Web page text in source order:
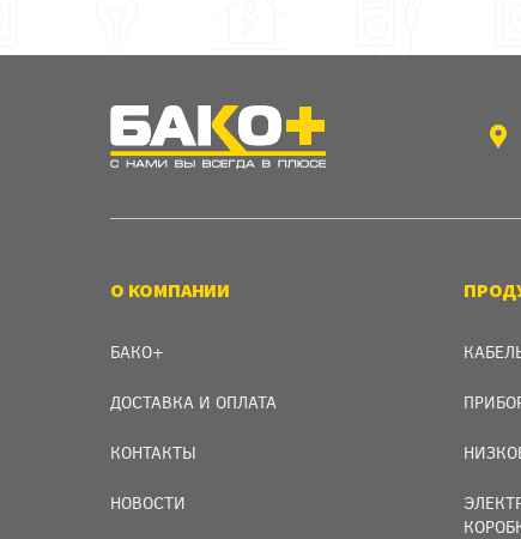
О КОМПАНИИ
БАКО+
ДОСТАВКА И ОПЛАТА
КОНТАКТЫ
НОВОСТИ